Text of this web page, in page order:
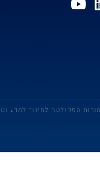
הפקולטה לחינוך למדע